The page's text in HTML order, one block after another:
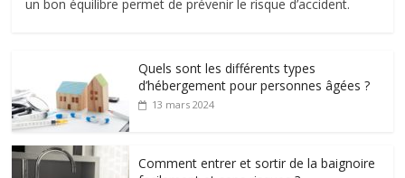
un bon équilibre permet de prévenir le risque d’accident.
Quels sont les différents types
d’hébergement pour personnes âgées ?
13 mars 2024
Comment entrer et sortir de la baignoire